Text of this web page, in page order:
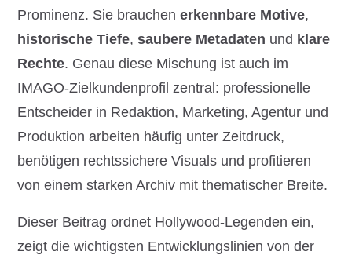
Prominenz. Sie brauchen erkennbare Motive,
historische Tiefe, saubere Metadaten und klare
Rechte. Genau diese Mischung ist auch im
IMAGO-Zielkundenprofil zentral: professionelle
Entscheider in Redaktion, Marketing, Agentur und
Produktion arbeiten häufig unter Zeitdruck,
benötigen rechtssichere Visuals und profitieren
von einem starken Archiv mit thematischer Breite.
Dieser Beitrag ordnet Hollywood-Legenden ein,
zeigt die wichtigsten Entwicklungslinien von der